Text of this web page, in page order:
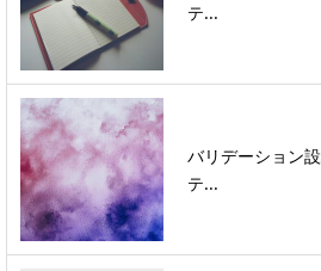
テ...
バリデーション
テ...